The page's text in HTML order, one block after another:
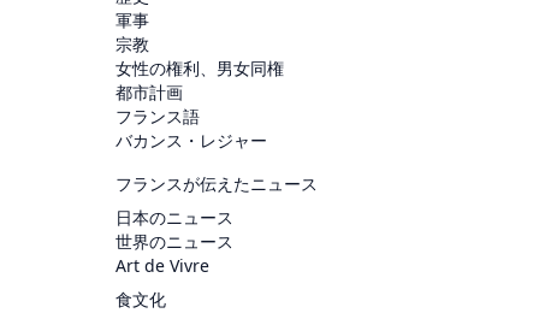
軍事
宗教
女性の権利、男女同権
都市計画
フランス語
バカンス・レジャー
フランスが伝えたニュース
日本のニュース
世界のニュース
Art de Vivre
食文化